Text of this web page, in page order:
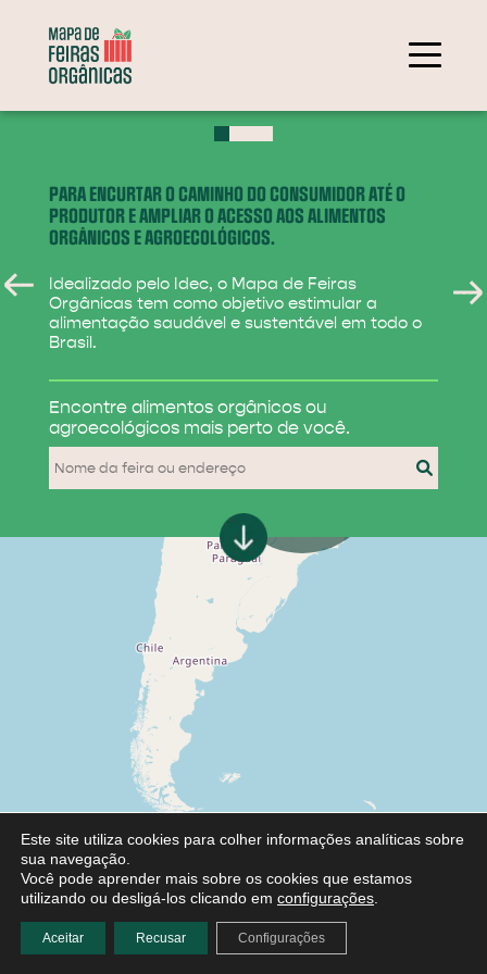
PARA ENCURTAR O CAMINHO DO CONSUMIDOR ATÉ O
PRODUTOR E AMPLIAR O ACESSO AOS ALIMENTOS
ORGÂNICOS E AGROECOLÓGICOS.
Idealizado pelo Idec, o Mapa de Feiras
Orgânicas tem como objetivo estimular a
alimentação saudável e sustentável em todo o
Brasil.
Encontre alimentos orgânicos ou
agroecológicos mais perto de você.
284
31
Este site utiliza cookies para colher informações analíticas sobre
sua navegação.
Você pode aprender mais sobre os cookies que estamos
utilizando ou desligá-los clicando em configurações
Aceitar Recusar Configurações